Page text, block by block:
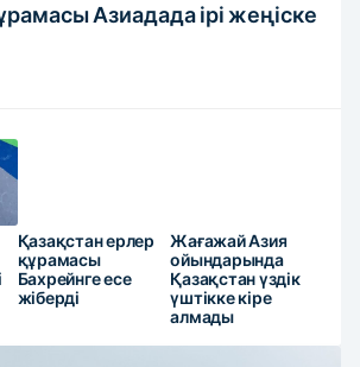
Азиадада ірі жеңіске
Қазақстан ерлер
құрамасы
Бахрейнге есе
жіберді
Жағажай Азия
ойындарында
Қазақстан үздік
үштікке кіре
алмады